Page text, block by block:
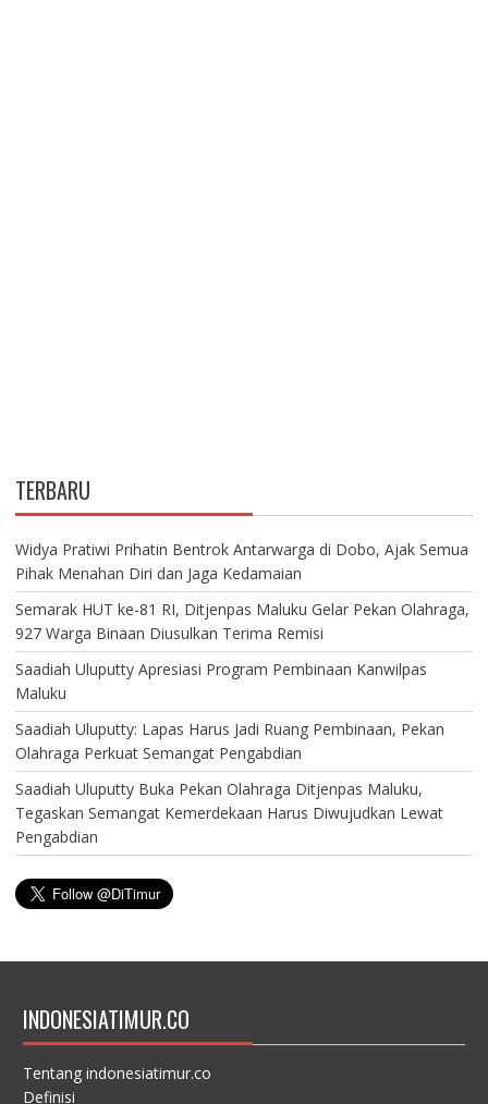
TERBARU
Widya Pratiwi Prihatin Bentrok Antarwarga di Dobo, Ajak Semua
Pihak Menahan Diri dan Jaga Kedamaian
Semarak HUT ke-81 RI, Ditjenpas Maluku Gelar Pekan Olahraga,
927 Warga Binaan Diusulkan Terima Remisi
Saadiah Uluputty Apresiasi Program Pembinaan Kanwilpas
Maluku
Saadiah Uluputty: Lapas Harus Jadi Ruang Pembinaan, Pekan
Olahraga Perkuat Semangat Pengabdian
Saadiah Uluputty Buka Pekan Olahraga Ditjenpas Maluku,
Tegaskan Semangat Kemerdekaan Harus Diwujudkan Lewat
Pengabdian
INDONESIATIMUR.CO
Tentang indonesiatimur.co
Definisi